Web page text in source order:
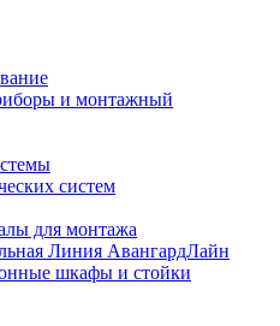
и монтажный
систем
для монтажа
Линия АвангардЛайн
шкафы и стойки